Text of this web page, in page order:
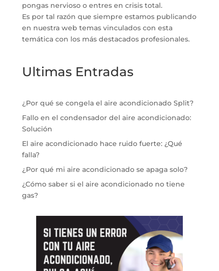
pongas nervioso o entres en crisis total.
Es por tal razón que siempre estamos publicando
en nuestra web temas vinculados con esta
temática con los más destacados profesionales.
Ultimas Entradas
¿Por qué se congela el aire acondicionado Split?
Fallo en el condensador del aire acondicionado:
Solución
El aire acondicionado hace ruido fuerte: ¿Qué
falla?
¿Por qué mi aire acondicionado se apaga solo?
¿Cómo saber si el aire acondicionado no tiene
gas?